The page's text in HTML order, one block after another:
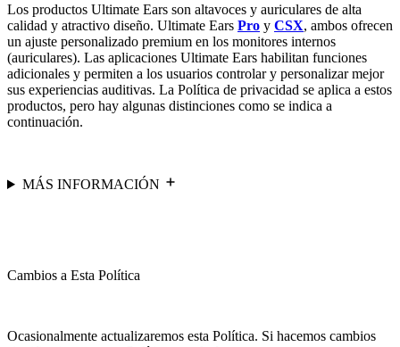
Los productos Ultimate Ears son altavoces y auriculares de alta
calidad y atractivo diseño. Ultimate Ears Pro y CSX, ambos ofrecen
un ajuste personalizado premium en los monitores internos
(auriculares). Las aplicaciones Ultimate Ears habilitan funciones
adicionales y permiten a los usuarios controlar y personalizar mejor
sus experiencias auditivas. La Política de privacidad se aplica a estos
productos, pero hay algunas distinciones como se indica a
continuación.
MÁS INFORMACIÓN
Cambios a Esta Política
Ocasionalmente actualizaremos esta Política. Si hacemos cambios